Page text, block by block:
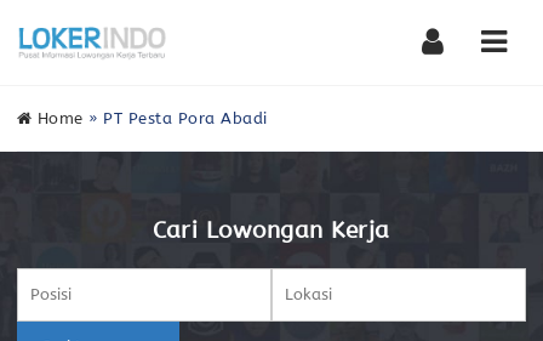
Home » PT Pesta Pora Abadi
Cari Lowongan Kerja